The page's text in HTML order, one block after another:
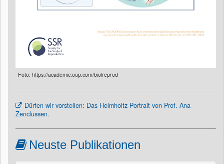
Foto: https://academic.oup.com/biolreprod
Dürfen wir vorstellen: Das Helmholtz-Portrait von Prof. Ana
Zenclussen.
Neuste Publikationen